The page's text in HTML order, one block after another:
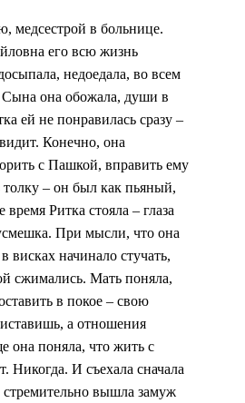
медсестрой в больнице.
его всю жизнь
недоедала, во всем
Сына она обожала, души в
ей не понравилась сразу –
Конечно, она
с Пашкой, вправить ему
толку – он был как пьяный,
время Ритка стояла – глаза
При мысли, что она
висках начинало стучать,
сжимались. Мать поняла,
в покое – свою
а отношения
она поняла, что жить с
Никогда. И съехала сначала
стремительно вышла замуж